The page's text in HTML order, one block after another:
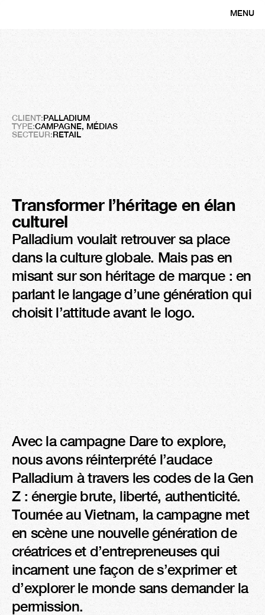
MENU
PALLADIUM
Reconnecter une icône de
mode
son époque
CLIENT:PALLADIUM
TYPE:CAMPAGNE, MÉDIAS
SECTEUR:RETAIL
Transformer l’héritage en élan
culturel
Palladium voulait retrouver sa place
dans la culture globale. Mais pas en
misant sur son héritage de marque : en
parlant le langage d’une génération qui
choisit l’attitude avant le logo.
Avec la campagne Dare to explore,
nous avons réinterprété l’audace
Palladium à travers les codes de la Gen
Z : énergie brute, liberté, authenticité.
Tournée au Vietnam, la campagne met
en scène une nouvelle génération de
créatrices et d’entrepreneuses qui
incarnent une façon de s’exprimer et
d’explorer le monde sans demander la
permission.